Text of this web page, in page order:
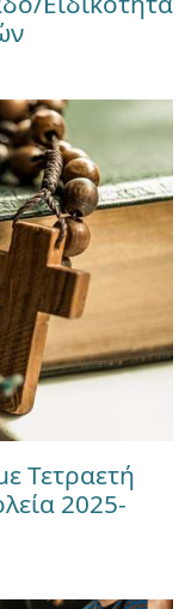
Τετραετή
2025-